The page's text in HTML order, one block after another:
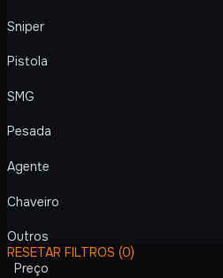
Sniper
Pistola
SMG
Pesada
Agente
Chaveiro
Outros
RESETAR FILTROS (0)
Preço